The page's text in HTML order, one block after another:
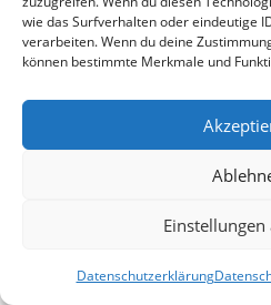
wie das Surfverhalten oder eindeutige
verarbeiten. Wenn du deine
können bestimmte Merkmale und
Einstellungen
Datenschutzerklärung
derlich ist, kann einem
werden. Und damit hat er auch
den geforderten freien Zugang
Hauptabsperreinrichtung.
aussen abgedreht